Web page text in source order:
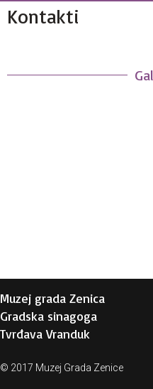
Kontakti
Muzej grada Zenica
Gradska sinagoga
Tvrđava Vranduk
© 2017 Muzej Grada Zenice